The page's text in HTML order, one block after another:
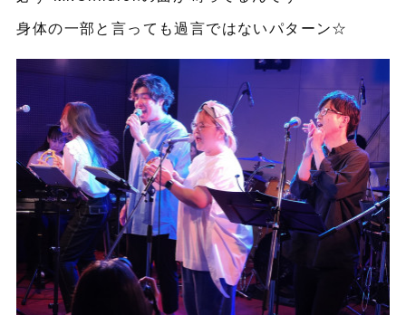
身体の一部と言っても過言ではないパターン☆